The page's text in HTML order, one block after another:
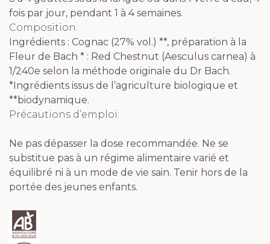
fois par jour, pendant 1 à 4 semaines.
Composition:
Ingrédients : Cognac (27% vol.) **, préparation à la
Fleur de Bach * : Red Chestnut (Aesculus carnea) à
1/240e selon la méthode originale du Dr Bach.
*Ingrédients issus de l’agriculture biologique et
**biodynamique.
Précautions d’emploi:
Ne pas dépasser la dose recommandée. Ne se
substitue pas à un régime alimentaire varié et
équilibré ni à un mode de vie sain. Tenir hors de la
portée des jeunes enfants.